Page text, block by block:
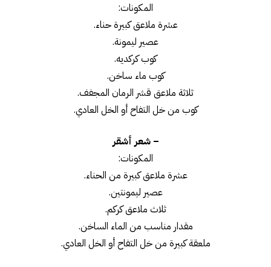
المكونات:
عشرة ملاعق كبيرة حناء.
عصير ليمونة.
كوب كركديه.
كوب ماء ساخن.
ثلاثة ملاعق قشر الرمان المجفف.
كوب من خل التفاح أو الخل العادي.
– شعر أشقر
المكونات:
عشرة ملاعق كبيرة من الحناء.
عصير ليمونتين.
ثلاث ملاعق كركم.
مقدار مناسب من الماء الساخن.
ملعقة كبيرة من خل التفاح أو الخل العادي.